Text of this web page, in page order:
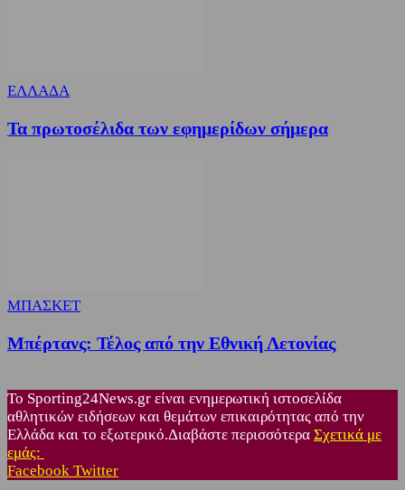
ΕΛΛΑΔΑ
Τα πρωτοσέλιδα των εφημερίδων σήμερα
ΜΠΑΣΚΕΤ
Μπέρτανς: Τέλος από την Εθνική Λετονίας
Το Sporting24News.gr είναι ενημερωτική ιστοσελίδα
αθλητικών ειδήσεων και θεμάτων επικαιρότητας από την
Ελλάδα και το εξωτερικό.Διαβάστε περισσότερα Σχετικά με
εμάς:
Facebook Twitter